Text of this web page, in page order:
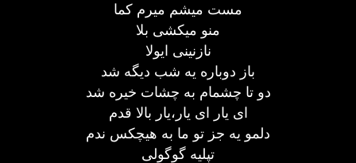
مست میشم میرم کما
منو میکشی بلا
نازنینی ایولا
باز دوباره یه شب دیگه شد
دو تا چشمام به چشات خیره شد
ای یار ای یار،یار بالا قدم
دلمو یه جز تو ما به هیچکس ندم
تپلیه گوگولی